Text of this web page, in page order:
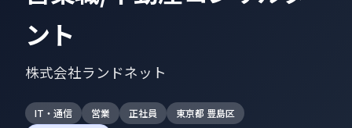
ント
株式会社ランドネット
IT・通信 営業 正社員
東京都 豊島区